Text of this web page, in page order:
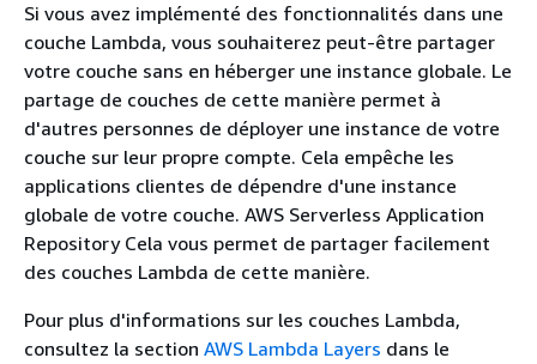
Si vous avez implémenté des fonctionnalités dans une
couche Lambda, vous souhaiterez peut-être partager
votre couche sans en héberger une instance globale. Le
partage de couches de cette manière permet à
d'autres personnes de déployer une instance de votre
couche sur leur propre compte. Cela empêche les
applications clientes de dépendre d'une instance
globale de votre couche. AWS Serverless Application
Repository Cela vous permet de partager facilement
des couches Lambda de cette manière.
Pour plus d'informations sur les couches Lambda,
consultez la section AWS Lambda Layers dans le